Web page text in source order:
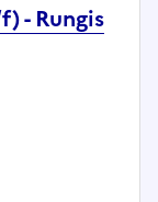
- Rungis